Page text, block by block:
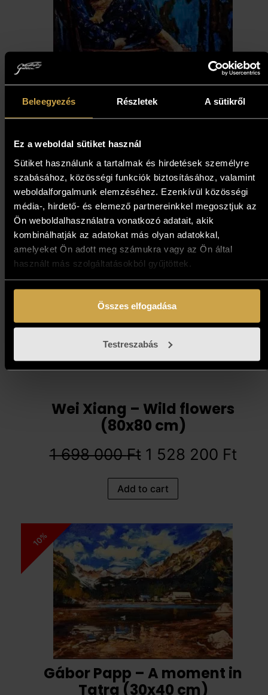
Beleegyezés Részletek A sütikről
Ez a weboldal sütiket használ
Sütiket használunk a tartalmak és hirdetések személyre
szabásához, közösségi funkciók biztosításához, valamint
weboldalforgalmunk elemzéséhez. Ezenkívül közösségi
média-, hirdető- és elemező partnereinkkel megosztjuk az
Ön weboldalhasználatra vonatkozó adatait, akik
kombinálhatják az adatokat más olyan adatokkal,
amelyeket Ön adott meg számukra vagy az Ön által
használt más szolgáltatásokból gyűjtöttek.
Összes elfogadása
Testreszabás
Zoltán Suhaj – Laura’s cat
(100x100 cm)
1 597 000Ft
Add to cart
10%
Wei Xiang – Wild flowers
(80x80 cm)
1 698 000Ft 1 528 200 Ft
Add to cart
10%
Gábor Papp – A moment in
Tatra (30x40 cm)